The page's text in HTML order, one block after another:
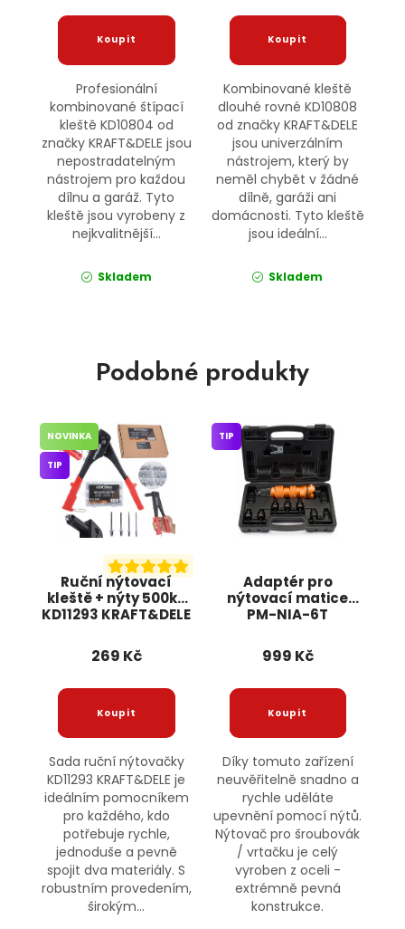
Profesionální
kombinované štípací
kleště KD10804 od
značky KRAFT&DELE jsou
nepostradatelným
nástrojem pro každou
dílnu a garáž. Tyto
kleště jsou vyrobeny z
nejkvalitnější...
Skladem
Kombinované kleště
dlouhé rovné KD10808
od značky KRAFT&DELE
jsou univerzálním
nástrojem, který by
neměl chybět v žádné
dílně, garáži ani
domácnosti. Tyto kleště
jsou ideální...
Skladem
Podobné produkty
Ruční nýtovací
kleště + nýty 500ks
KD11293 KRAFT&DELE
NOVINKA
TIP
269 Kč
Sada ruční nýtovačky
KD11293 KRAFT&DELE je
ideálním pomocníkem
pro každého, kdo
potřebuje rychle,
jednoduše a pevně
spojit dva materiály. S
robustním provedením,
širokým...
Adaptér pro
nýtovací matice
PM-NIA-6T
TIP
999 Kč
Díky tomuto zařízení
neuvěřitelně snadno a
rychle uděláte
upevnění pomocí nýtů.
Nýtovač pro šroubovák
/ vrtačku je celý
vyroben z oceli -
extrémně pevná
konstrukce.